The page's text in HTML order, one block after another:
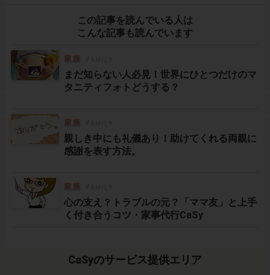
この記事を読んでいる人は
こんな記事も読んでいます
まだ知らない人必見！世界にひとつだけのマ
タニティフォトどうする？
親しき中にも礼儀あり！助けてくれる両親に
感謝を表す方法。
心の支え？トラブルの元？「ママ友」と上手
く付き合うコツ・家事代行CaSy
CaSyのサービス提供エリア